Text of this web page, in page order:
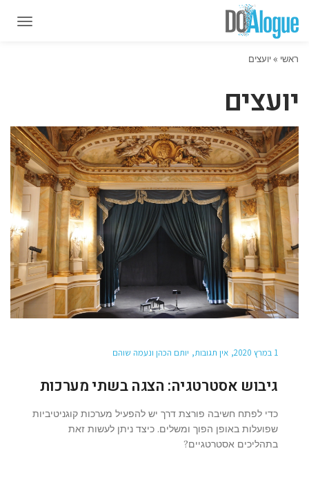
ראשי »יועצים
יועצים
1 במרץ 2020 אין תגובות יותם הכהן ונעמה שוהם
גיבוש אסטרטגיה: הצגה בשתי מערכות
כדי לפתח חשיבה פורצת דרך יש להפעיל מערכות קוגניטיביות
שפועלות באופן הפוך ומשלים. כיצד ניתן לעשות זאת
בתהליכים אסטרטגיים?